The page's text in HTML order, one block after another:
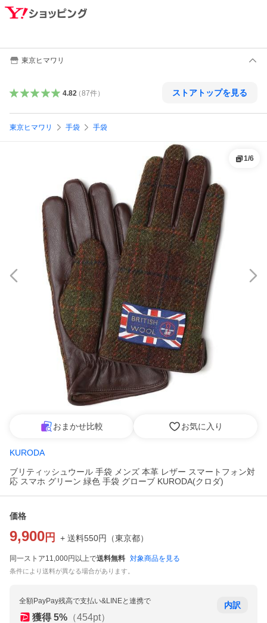
東京ヒマワリ
4.82（87件） ストアトップを見る
東京ヒマワリ 手袋 手袋
1/6
おまかせ比較 お気に入り
KURODA
ブリティッシュウール 手袋 メンズ 本革 レザー スマートフォン対
応 スマホ グリーン 緑色 手袋 グローブ KURODA(クロダ)
価格
9,900 円 + 送料550円 （東京都）
同一ストア11,000円以上で送料無料 対象商品を見る
条件により送料が異なる場合があります。
全額PayPay残高で支払い&LINEと連携で
獲得 5% （454pt）
内訳